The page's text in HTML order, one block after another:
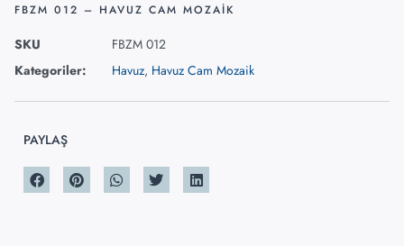
FBZM 012 – HAVUZ CAM MOZAIK
SKU
FBZM 012
Kategoriler:
Havuz, Havuz Cam Mozaik
PAYLAŞ